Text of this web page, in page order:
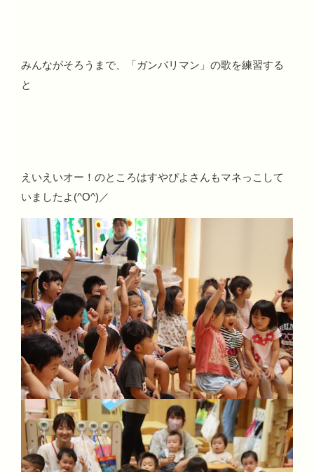
みんながそろうまで、「ガンバリマン」の歌を練習する
と
えいえいオー！のところはすやぴよさんもマネっこして
いましたよ(^O^)／